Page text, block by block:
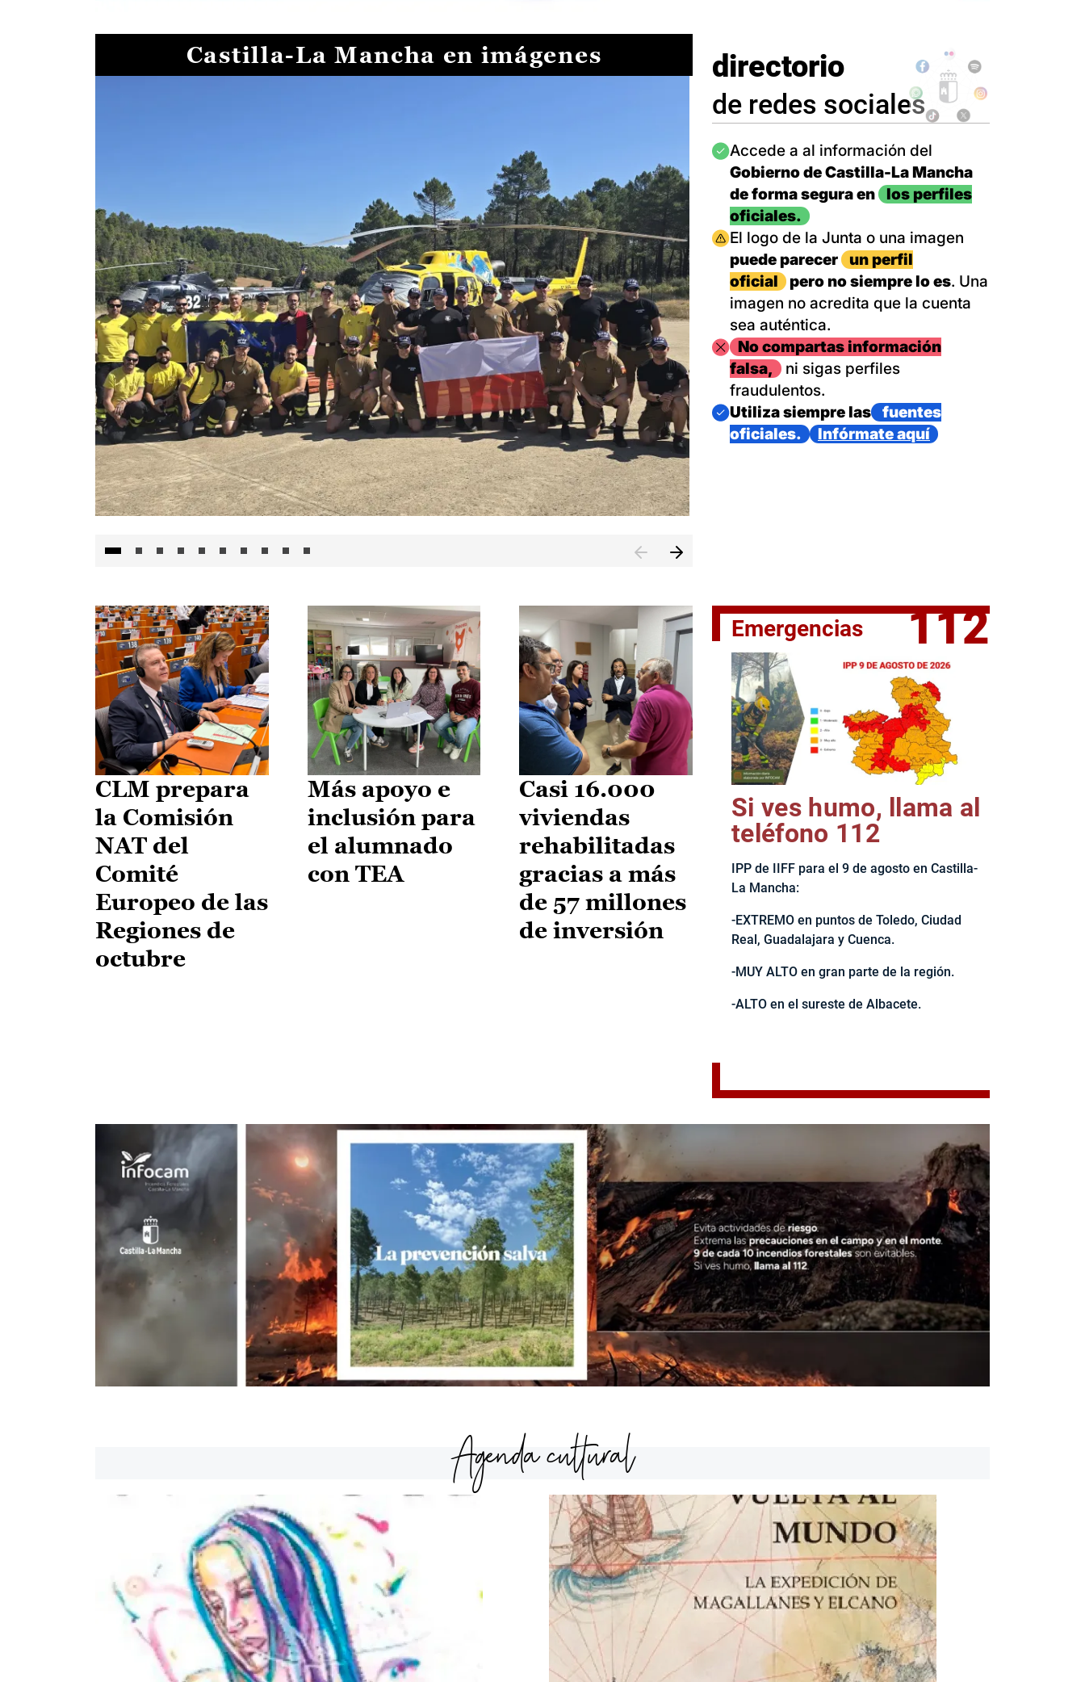
Castilla-La Mancha en imágenes
II Vuelta Ciclista CLM LEADER
directorio
de redes sociales
Imagen
Accede a al información del
Gobierno de Castilla-La Mancha
de forma segura en
los perfiles
oficiales.
Imagen
El logo de la Junta o una imagen
puede parecer
un perfil
oficial
pero no siempre lo es. Una
imagen no acredita que la cuenta
sea auténtica.
ImagenNo compartas información
falsa,
ni sigas perfiles
fraudulentos.
Imagen
Utiliza siempre las
fuentes
oficiales.
Infórmate aquí
CLM prepara
la Comisión
NAT del
Comité
Europeo de las
Regiones de
octubre
Más apoyo e
inclusión para
el alumnado
con TEA
Casi 16.000
viviendas
rehabilitadas
gracias a más
de 57 millones
de inversión
Emergencias 112
Si ves humo, llama al
teléfono 112
IPP de IIFF para el 9 de agosto en Castilla-
La Mancha:
-EXTREMO en puntos de Toledo, Ciudad
Real, Guadalajara y Cuenca.
-MUY ALTO en gran parte de la región.
-ALTO en el sureste de Albacete.
Agenda cultural